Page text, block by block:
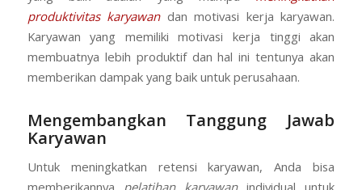
produktivitas karyawan dan motivasi kerja karyawan.
Karyawan yang memiliki motivasi kerja tinggi akan
membuatnya lebih produktif dan hal ini tentunya akan
memberikan dampak yang baik untuk perusahaan.
Mengembangkan Tanggung Jawab
Karyawan
Untuk meningkatkan retensi karyawan, Anda bisa